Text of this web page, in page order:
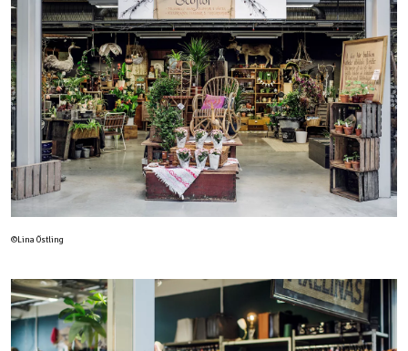
©Lina Östling